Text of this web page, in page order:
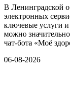
В Ленинградской
электронных
ключевые услуги
можно
чат-бота «Моё
06-08-2026